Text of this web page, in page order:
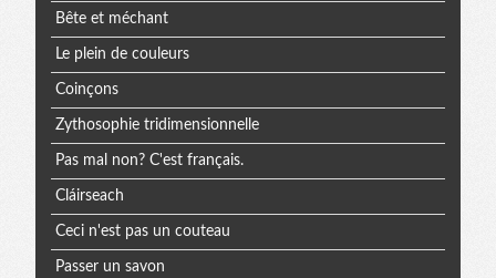
Bête et méchant
Le plein de couleurs
Coinçons
Zythosophie tridimensionnelle
Pas mal non? C'est français.
Cláirseach
Ceci n'est pas un couteau
Passer un savon